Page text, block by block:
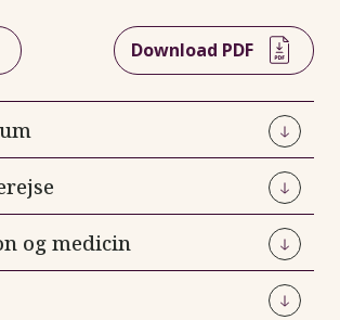
Download PDF
Visumfri i op til 30 dage.
Visumfri i op til 60 dage.
Viktors Farmor adventurerejse.
på enestående oplevelser, men
på, at der kan opstå
og medicin
andre oversøiske lande anbefales
mod smitsom